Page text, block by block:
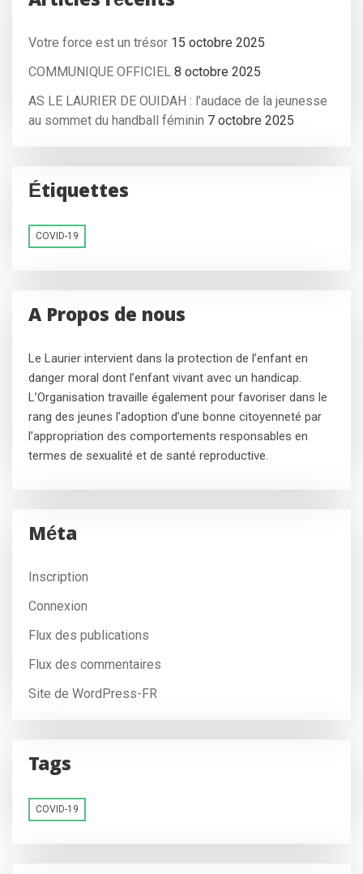
Votre force est un trésor 15 octobre 2025
COMMUNIQUE OFFICIEL 8 octobre 2025
AS LE LAURIER DE OUIDAH : l’audace de la jeunesse
au sommet du handball féminin 7 octobre 2025
Étiquettes
COVID-19
A Propos de nous
Le Laurier intervient dans la protection de l’enfant en
danger moral dont l’enfant vivant avec un handicap.
L’Organisation travaille également pour favoriser dans le
rang des jeunes l’adoption d’une bonne citoyenneté par
l’appropriation des comportements responsables en
termes de sexualité et de santé reproductive.
Méta
Inscription
Connexion
Flux des publications
Flux des commentaires
Site de WordPress-FR
Tags
COVID-19